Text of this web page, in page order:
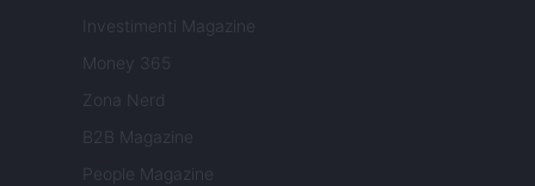
Investimenti Magazine
Money 365
Zona Nerd
B2B Magazine
People Magazine